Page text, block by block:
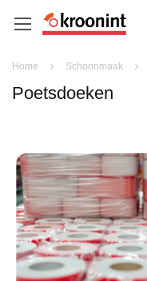
Home Schoonmaak
Poetsdoeken